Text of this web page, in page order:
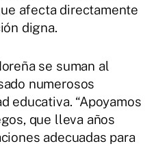
afecta directamente
digna.
se suman al
numerosos
educativa. “Apoyamos
que lleva años
adecuadas para